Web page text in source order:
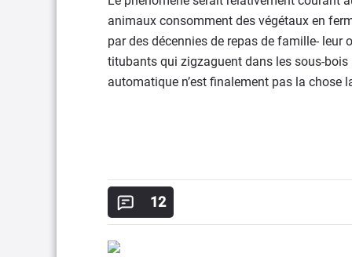
animaux consomment des végétaux en
par des décennies de repas de famille- leur
titubants qui zigzaguent dans les sous-
automatique n’est finalement pas la chose
12